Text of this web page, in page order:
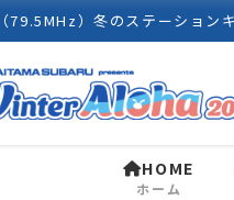
79.5MHz）冬のステーション
HOME
ホーム